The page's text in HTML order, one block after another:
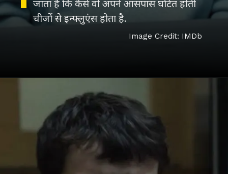
जाता है कि कैसे वो अपने आसपास घटित होती
चीजों से इन्फ्लुएंस होता है.
Image Credit: IMDb